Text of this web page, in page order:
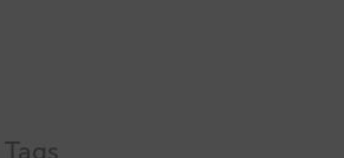
Tags